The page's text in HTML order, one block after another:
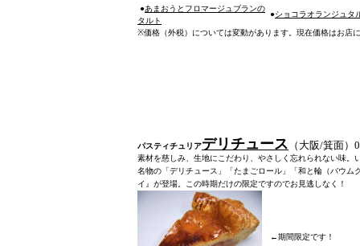
●あまおうとフロマージュブランの
タルト
●ショコラオランジュタ
※価格（外税）については変動があります。現在価格はお店
パスティチュリアデリチュース （ 大阪/箕面）
素材を慈しみ、生地にこだわり、やさしく忘れられない味
名物の「デリチュース」「たまごロール」「和と輪（バウ
イ』が登場。この時期だけの限定ですのでお見逃しなく！
←期間限定です！